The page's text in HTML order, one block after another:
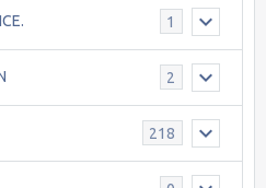
1
2
218